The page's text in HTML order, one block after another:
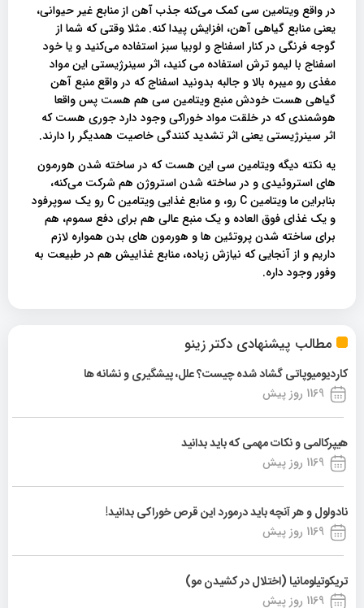
مطالب پیشنهادی دکتر زینو
کاردیومیوپاتی گشاد شده چیست؟ علل، پیشگیری و نشانه ها
1169 روز پیش
هیپرکالمی و نکات مهمی که باید بدانید
1169 روز پیش
نادولول و هر آنچه باید درمورد این قرص خوراکی بدانید!
1169 روز پیش
تریکوتیلومانیا (اختلال در کشیدن مو)
1169 روز پیش
در واقع ویتامین سی کمک می‌کنه جذب آهن از منابع غیر حیوانی،
یعنی منابع گیاهی آهن، افزایش پیدا کنه. مثلا وقتی که شما از
گوجه فرنگی در کنار اسفناج و لوبیا سبز استفاده می‌کنید و یا خود
اسفناج با لیمو ترش استفاده می کنید، اثر سینرژیستی این مواد
مغذی رو میبره بالا و جالبه بدونید اسفناج که در واقع منبع آهن
گیاهی هست خودش منبع ویتامین سی هم هست پس واقعا
هوشمندی که در خلقت مواد خوراکی وجود دارد جوری هست که
اثر سینرژیستی یعنی اثر تشدید کنندگی خاصیت همدیگر را دارند.
یه نکته دیگه ویتامین سی این هست که در ساخته شدن هورمون
های استروئیدی و در ساخته شدن استروژن هم شرکت می‌کنه،
بنابراین ما ویتامین C رو، و منابع غذایی ویتامین C رو یک سوپرفود
و یک غذای فوق العاده و یک منبع عالی هم برای دفع سموم، هم
برای ساخته شدن پروتئین ها و هورمون های بدن همواره لازم
داریم و از آنجایی که نیازش زیاده، منابع غذاییش هم در طبیعت به
وفور وجود داره.